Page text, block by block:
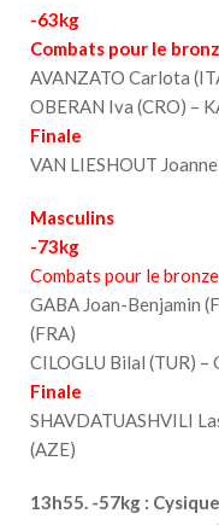
-63kg
Combats pour le
AVANZATO Carlota
OBERAN Iva (CRO) –
Finale
VAN LIESHOUT
Masculins
-73kg
Combats pour le bronze
GABA Joan-Benjamin
(FRA)
CILOGLU Bilal (TUR) –
Finale
SHAVDATUASHVILI
(AZE)
13h55. -57kg :